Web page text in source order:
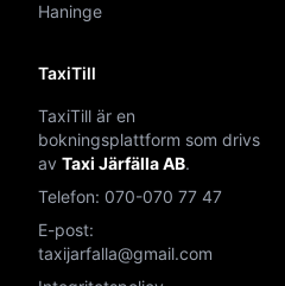
Haninge
TaxiTill
TaxiTill är en
bokningsplattform som drivs
av Taxi Järfälla AB.
Telefon: 070-070 77 47
E-post:
taxijarfalla@gmail.com